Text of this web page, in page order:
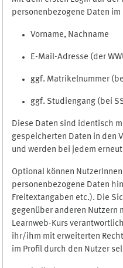
personenbezogene Daten
Vorname, Nachname
E-Mail-Adresse (der
ggf. Matrikelnummer
ggf. Studiengang (bei
Diese Daten sind identisch
gespeicherten Daten in den
und werden bei jedem
Optional können
personenbezogene Daten
Freitextangaben etc.). Die
gegenüber anderen Nutzern
Learnweb-Kurs
ihr/ihm mit erweiterten
im Profil durch den Nutzer